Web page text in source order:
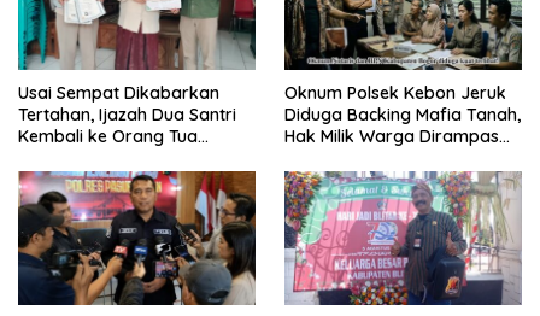
Usai Sempat Dikabarkan
Tertahan, Ijazah Dua Santri
Kembali ke Orang Tua
Oknum Polsek Kebon Jeruk
Diduga Backing Mafia Tanah,
Hak Milik Warga Dirampas